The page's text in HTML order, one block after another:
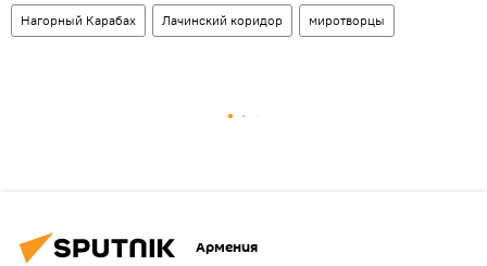
Нагорный Карабах Лачинский коридор миротворцы
Армения